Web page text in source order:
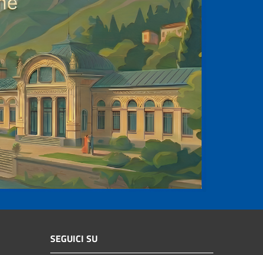
SEGUICI SU